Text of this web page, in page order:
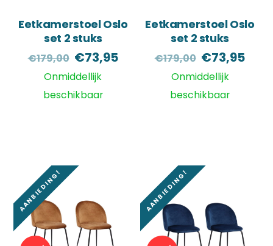
Eetkamerstoel Oslo
set 2 stuks
€179,00 Oorspronkelijke
prijs
was:
€73,95Huidige
Onmiddellijk
beschikbaar
Eetkamerstoel Oslo
set 2 stuks
€179,00
prijs
was:
€73,95
Onmiddellijk
beschikbaar
AANBIEDING! AANBIEDING!